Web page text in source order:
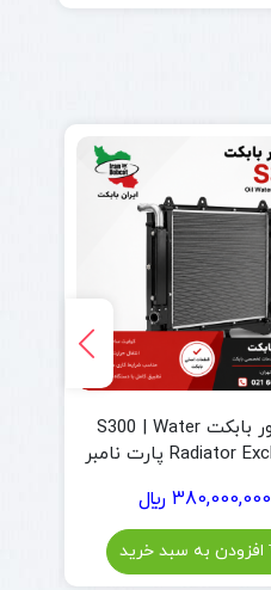
رادیاتور بابکت S300 | Water
Radiator Exchanger پارت نامبر
380,000,000 ﷼
افزودن به سبد خرید